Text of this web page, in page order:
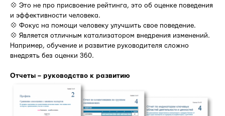
💠 Это не про присвоение рейтинга, это об оценке поведения
и эффективности человека.
💠 Фокус на помощи человеку улучшить свое поведение.
💠 Является отличным катализатором внедрения изменений.
Например, обучение и развитие руководителя сложно
внедрять без оценки 360.
Отчеты – руководство к развитию